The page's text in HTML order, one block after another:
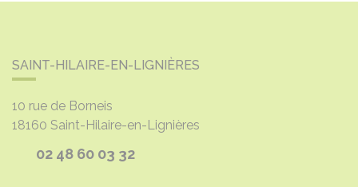
SAINT-HILAIRE-EN-LIGNIÈRES
10 rue de Borneis
18160 Saint-Hilaire-en-Lignières
02 48 60 03 32